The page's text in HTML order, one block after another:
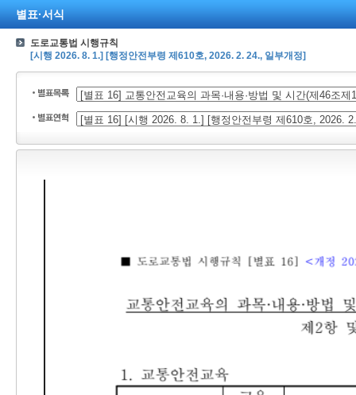
별표·서식
도로교통법 시행규칙
[시행 2026. 8. 1.] [행정안전부령 제610호, 2026. 2. 24., 일부개정]